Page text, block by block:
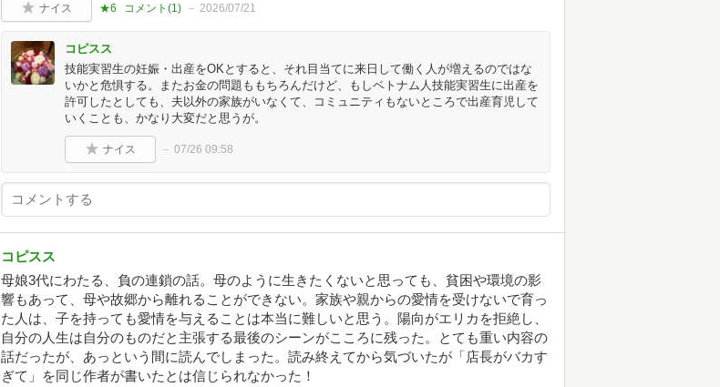
ナイス ★6 コメント(1) 2026/07/21
コピスス
技能実習生の妊娠・出産をOKとすると、それ目当てに来日して働く人が増えるのではな
いかと危惧する。またお金の問題ももちろんだけど、もしベトナム人技能実習生に出産を
許可したとしても、夫以外の家族がいなくて、コミュニティもないところで出産育児して
いくことも、かなり大変だと思うが。
ナイス 07/26 09:58
コピスス
母娘3代にわたる、負の連鎖の話。母のように生きたくないと思っても、貧困や環境の影
響もあって、母や故郷から離れることができない。家族や親からの愛情を受けないで育っ
た人は、子を持っても愛情を与えることは本当に難しいと思う。陽向がエリカを拒絶し、
自分の人生は自分のものだと主張する最後のシーンがこころに残った。とても重い内容の
話だったが、あっという間に読んでしまった。読み終えてから気づいたが「店長がバカす
ぎて」を同じ作者が書いたとは信じられなかった！